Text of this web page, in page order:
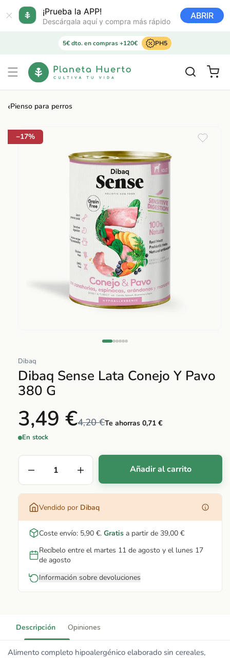
¡Prueba la APP!
Descárgala aquí y compra más rápido
ABRIR
directamente
al contenido
5€ dto. en compras +120€ PH5
Carrito
‹Pienso para perros
a la
información
multimedia
1
en
una
modal
−17%
Dibaq
Dibaq Sense Lata Conejo Y Pavo
380 G
3,49 €4,20 €Te ahorras 0,71 €
En stock
Añadir al carrito
Vendido por Dibaq
Coste envío: 5,90 €. Gratis a partir de 39,00 €
Recíbelo entre el martes 11 de agosto y el lunes 17
de agosto
Información sobre devoluciones
Descripción Opiniones
Alimento completo hipoalergénico elaborado sin cereales,